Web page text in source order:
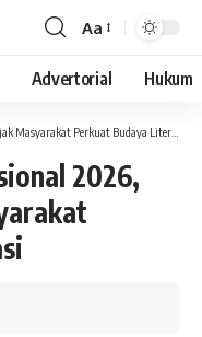
Font
Resizer
Aa
Advertorial Hukum
Masyarakat Perkuat Budaya Literasi
2026,